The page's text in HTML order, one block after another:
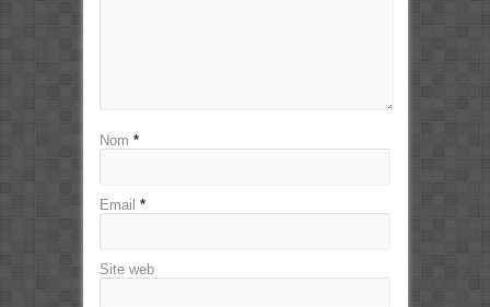
Nom *
Email *
Site web